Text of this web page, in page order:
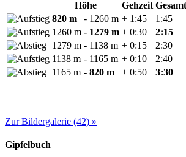
Höhe Gehzeit Gesamt
820 m
- 1260 m + 1:45 1:45
1260 m - 1279 m + 0:30 2:15
1279 m - 1138 m + 0:15 2:30
1138 m - 1165 m + 0:10 2:40
1165 m - 820 m + 0:50 3:30
Zur Bildergalerie (42) »
Gipfelbuch